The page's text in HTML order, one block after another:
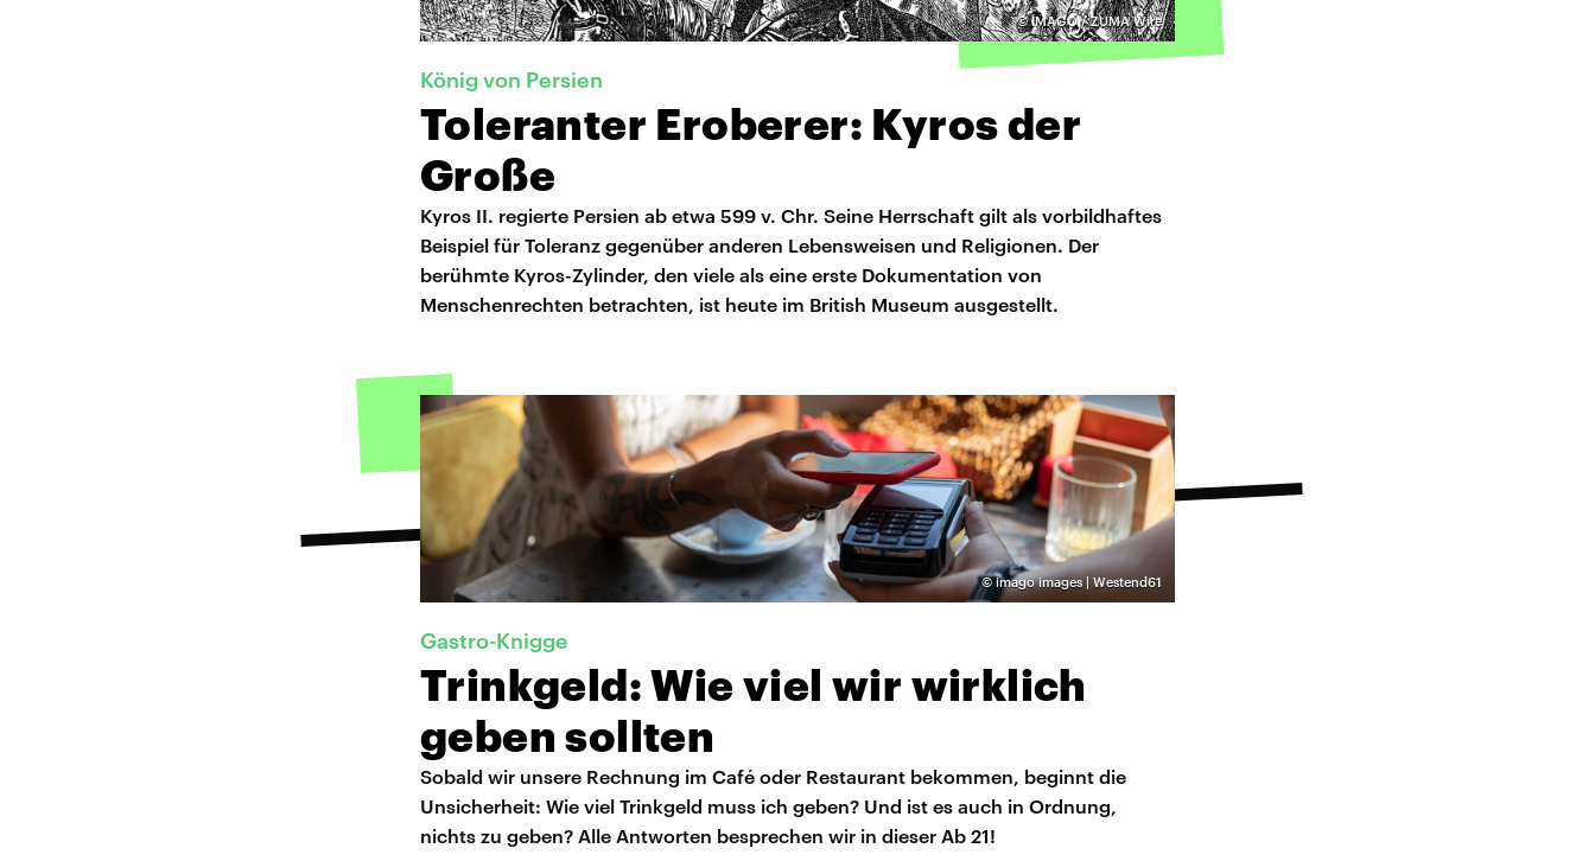
©IMAGO / ZUMA Wire
König von Persien
Toleranter Eroberer: Kyros der
Große
Kyros II. regierte Persien ab etwa 599 v. Chr. Seine Herrschaft gilt als vorbildhaftes
Beispiel für Toleranz gegenüber anderen Lebensweisen und Religionen. Der
berühmte Kyros-Zylinder, den viele als eine erste Dokumentation von
Menschenrechten betrachten, ist heute im British Museum ausgestellt.
©imago images | Westend61
Gastro-Knigge
Trinkgeld: Wie viel wir wirklich
geben sollten
Sobald wir unsere Rechnung im Café oder Restaurant bekommen, beginnt die
Unsicherheit: Wie viel Trinkgeld muss ich geben? Und ist es auch in Ordnung,
nichts zu geben? Alle Antworten besprechen wir in dieser Ab 21!